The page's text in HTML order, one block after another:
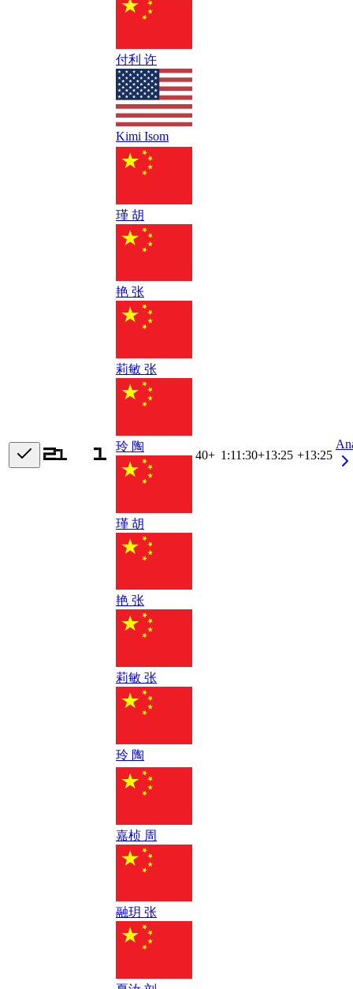
付利 许
Kimi Isom
瑾 胡
艳 张
莉敏 张
玲 陶
瑾 胡
艳 张
莉敏 张
玲 陶
40+ 1:11:30+13:25 +13:25
嘉桢 周
融玥 张